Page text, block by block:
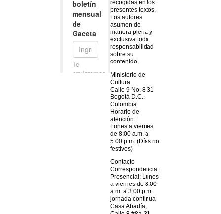
recogidas en los
presentes textos.
Los autores
asumen de
manera plena y
exclusiva toda
responsabilidad
sobre su
contenido.
Ministerio de
Cultura
Calle 9 No. 8 31
Bogotá D.C.,
Colombia
Horario de
atención:
Lunes a viernes
de 8:00 a.m. a
5:00 p.m. (Días no
festivos)
Contacto
Correspondencia:
Presencial: Lunes
a viernes de 8:00
a.m. a 3:00 p.m.
jornada continua
Casa Abadía,